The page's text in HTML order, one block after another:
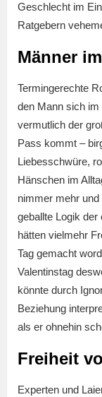
Geschlecht im
Ratgebern
Männer
Termingerechte
den Mann sich
vermutlich der
Pass kommt –
Liebesschwüre,
Hänschen im
nimmer mehr
geballte Logik
hätten vielmehr
Tag gemacht
Valentinstag
könnte durch
Beziehung
als er ohnehin
Freiheit
Experten und